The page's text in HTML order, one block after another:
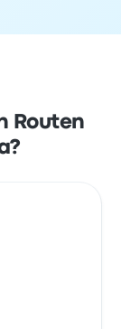
Routen